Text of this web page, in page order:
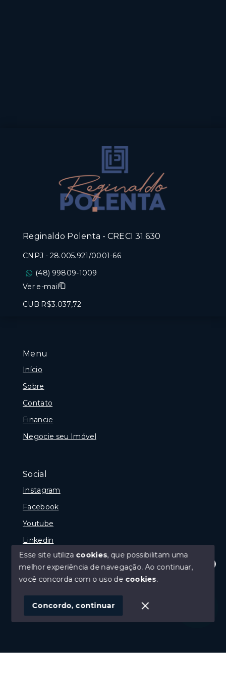
Olá! Estamos disponíveis para te ajudar.
Menu
Início
Sobre
Contato
Financie
Negocie seu Imóvel
Social
Instagram
Facebook
Youtube
Linkedin
© Copyright 2026 - Reginaldo Polenta - CRECI 31.630
SITE PARA IMOBILIARIA
Reginaldo Polenta - CRECI 31.630
CNPJ - 28.005.921/0001-66
(48) 99809-1009
Ver e-mail
CUB R$3.037,72
Esse site utiliza cookies, que possibilitam uma
melhor experiência de navegação.Ao continuar,
você concorda com o uso de cookies.
Concordo, continuar